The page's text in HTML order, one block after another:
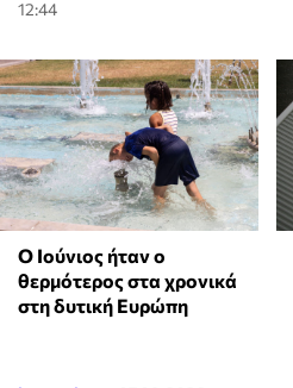
12:44
Ο Ιούνιος ήταν ο
θερμότερος στα χρονικά
στη δυτική Ευρώπη